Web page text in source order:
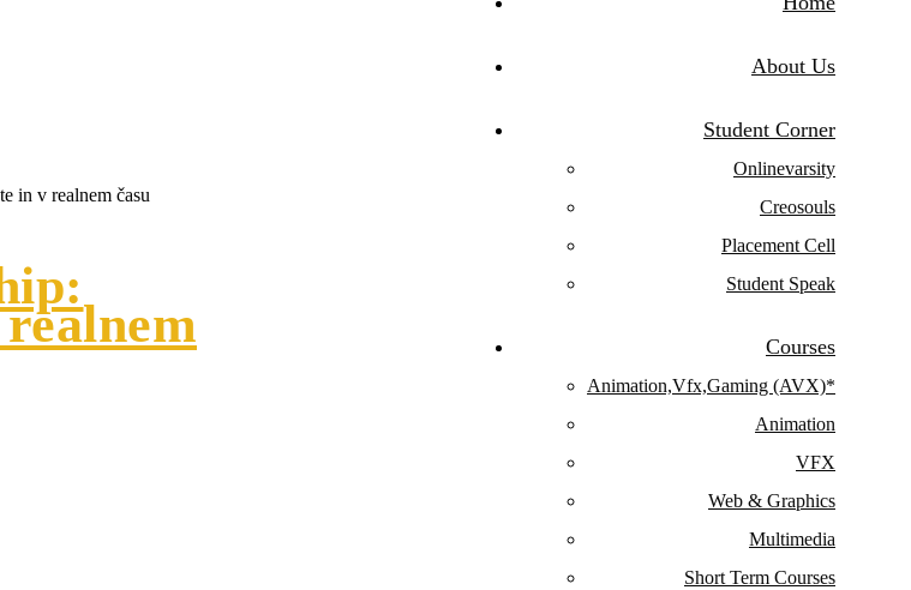
About Us
Student Corner
Onlinevarsity
Creosouls
Placement Cell
Student Speak
Courses
Animation,Vfx,Gaming (AVX)*
Animation
VFX
Web & Graphics
Multimedia
Short Term Courses
in v realnem času